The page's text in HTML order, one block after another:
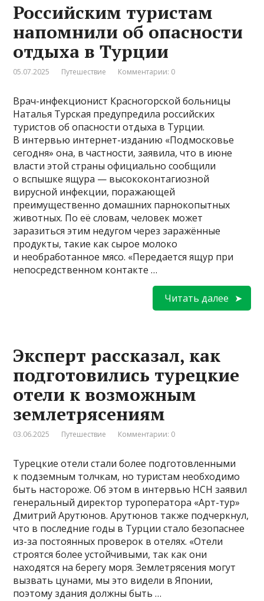
Российским туристам
напомнили об опасности
отдыха в Турции
05.07.2025 Путешествие Комментарии: 0
Врач-инфекционист Красногорской больницы
Наталья Турская предупредила российских
туристов об опасности отдыха в Турции.
В интервью интернет-изданию «Подмосковье
сегодня» она, в частности, заявила, что в июне
власти этой страны официально сообщили
о вспышке ящура — высококонтагиозной
вирусной инфекции, поражающей
преимущественно домашних парнокопытных
животных. По её словам, человек может
заразиться этим недугом через заражённые
продукты, такие как сырое молоко
и необработанное мясо. «Передается ящур при
непосредственном контакте …
Читать далее
Эксперт рассказал, как
подготовились турецкие
отели к возможным
землетрясениям
03.06.2025 Путешествие Комментарии: 0
Турецкие отели стали более подготовленными
к подземным толчкам, но туристам необходимо
быть настороже. Об этом в интервью НСН заявил
генеральный директор туроператора «Арт-тур»
Дмитрий Арутюнов. Арутюнов также подчеркнул,
что в последние годы в Турции стало безопаснее
из-за постоянных проверок в отелях. «Отели
строятся более устойчивыми, так как они
находятся на берегу моря. Землетрясения могут
вызвать цунами, мы это видели в Японии,
поэтому здания должны быть …